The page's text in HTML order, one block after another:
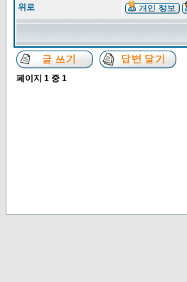
위로
페이지 1 중 1